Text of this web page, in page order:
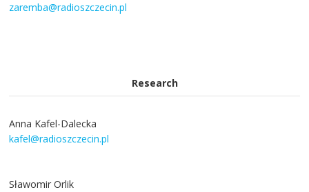
zaremba@radioszczecin.pl
Research
Anna Kafel-Dalecka
kafel@radioszczecin.pl
Sławomir Orlik